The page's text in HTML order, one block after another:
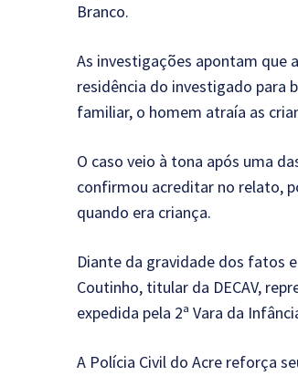
Branco.
As investigações apontam que
residência do investigado para
familiar, o homem atraía as
O caso veio à tona após uma
confirmou acreditar no relato,
quando era criança.
Diante da gravidade dos fatos
Coutinho, titular da DECAV,
expedida pela 2ª Vara da
A Polícia Civil do Acre reforça